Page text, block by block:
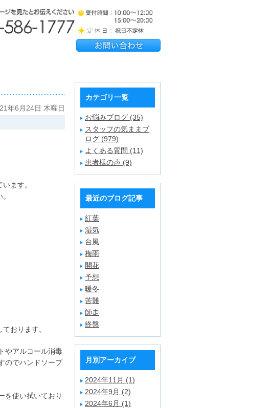
年6月24日 木曜日
ます。
おります。
やアルコール消毒
のでハンドソープ
使い拭いており
カテゴリ一覧
お悩みブログ (35)
スタッフの気ままブ
ログ (979)
よくある質問 (11)
患者様の声 (9)
最近のブログ記事
紅葉
湿気
台風
梅雨
開花
予想
暖冬
苦難
師走
終盤
月別アーカイブ
2024年11月 (1)
2024年9月 (2)
2024年6月 (1)